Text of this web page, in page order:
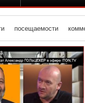
посещаемости